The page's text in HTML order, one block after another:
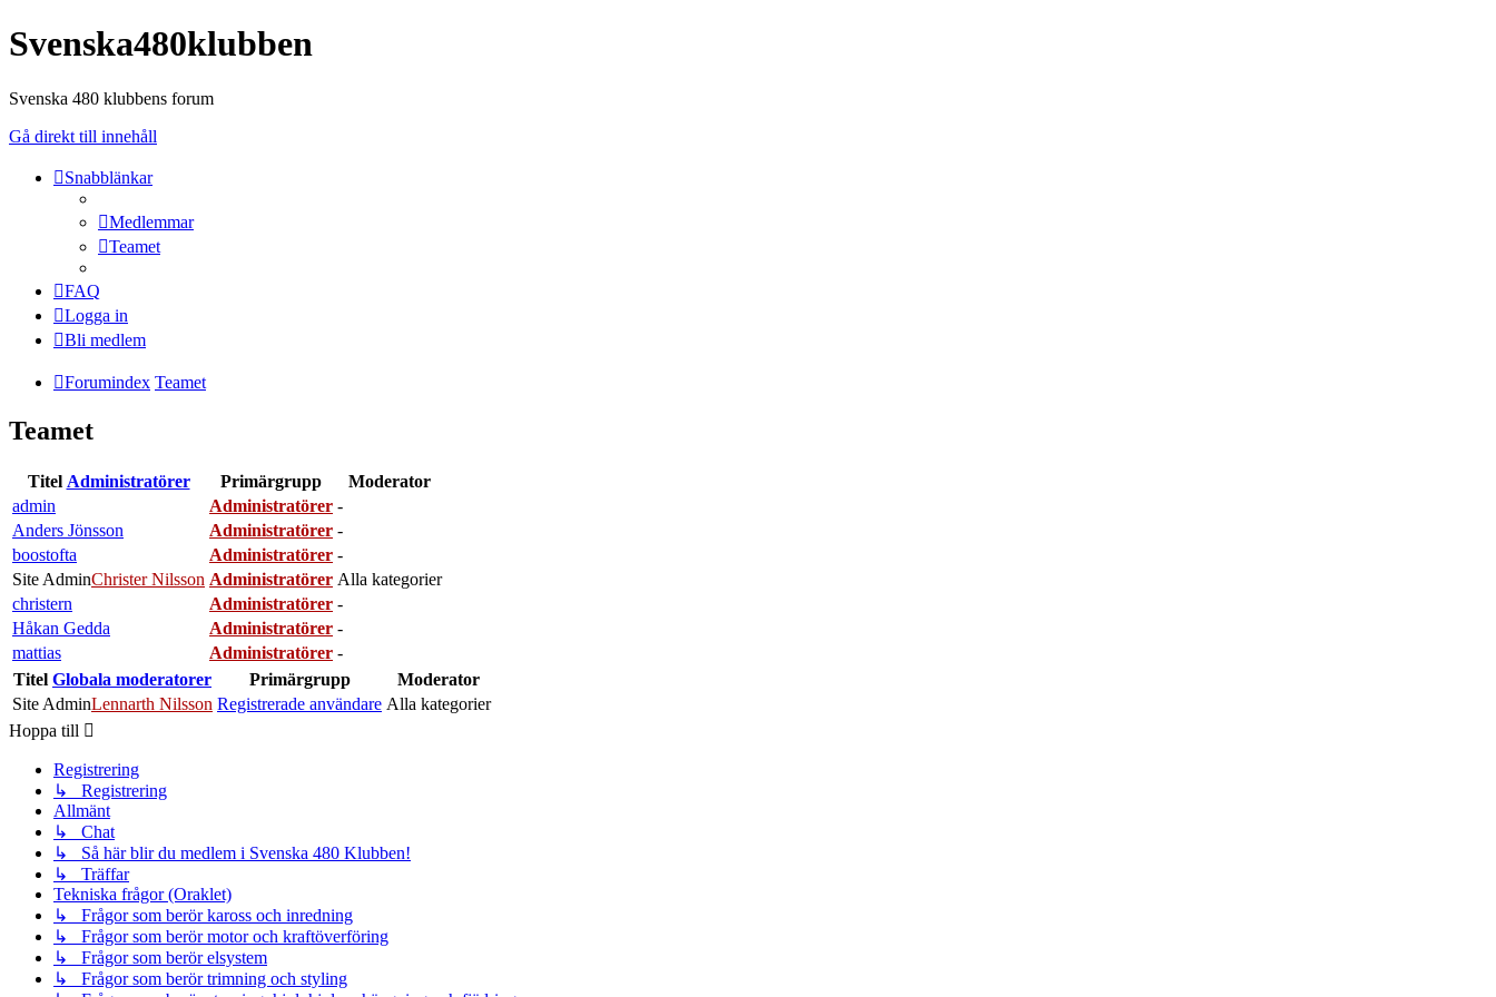
Svenska480klubben
Svenska 480 klubbens forum
Gå direkt till innehåll
Snabblänkar
Medlemmar
Teamet
FAQ
Logga in
Bli medlem
Forumindex Teamet
Teamet
Titel Administratörer Primärgrupp
Moderator
admin
Administratörer -
Anders Jönsson
Administratörer -
boostofta
Administratörer -
Site AdminChrister Nilsson Administratörer Alla kategorier
christern
Administratörer -
Håkan Gedda
Administratörer -
mattias
Administratörer -
Titel Globala moderatorer Primärgrupp
Moderator
Site AdminLennarth Nilsson Registrerade användare Alla kategorier
Hoppa till
Registrering
↳ Registrering
Allmänt
↳ Chat
↳ Så här blir du medlem i Svenska 480 Klubben!
↳ Träffar
Tekniska frågor (Oraklet)
↳ Frågor som berör kaross och inredning
↳ Frågor som berör motor och kraftöverföring
↳ Frågor som berör elsystem
↳ Frågor som berör trimning och styling